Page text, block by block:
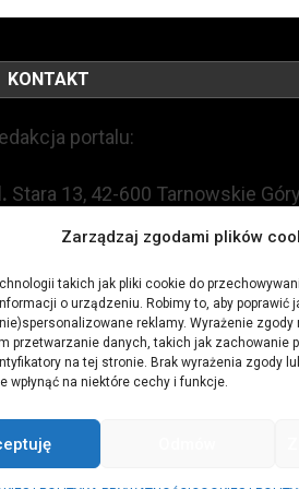
Zarządzaj zgodami plików
takich jak pliki cookie do
o urządzeniu. Robimy to, aby poprawić
reklamy. Wyrażenie
przetwarzanie danych, takich jak zachowanie
na tej stronie. Brak wyrażenia zgody
wpłynąć na niektóre cechy i funkcje.
KONTAKT
portalu:
Stara 13, 42-600 Tarnowskie Góry
+48 509 547 822
redakcja@czytamiwiem.pl
biuro@czytamiwiem.pl